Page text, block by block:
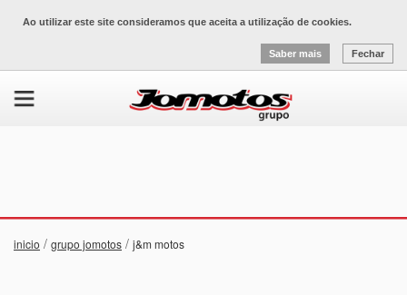
Ao utilizar este site consideramos que aceita a utilização de cookies.
Saber mais Fechar
inicio / grupo jomotos / j&m motos